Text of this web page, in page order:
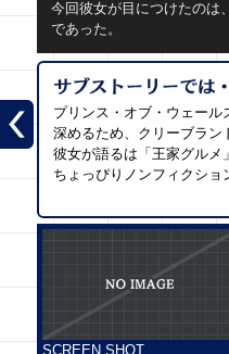
今回彼女が目につけたのは
であった。
プリンス・オブ・ウェール
深めるため、クリーブラン
彼女が語るは「王家グルメ
ちょっぴりノンフィクショ
SCREEN SHOT